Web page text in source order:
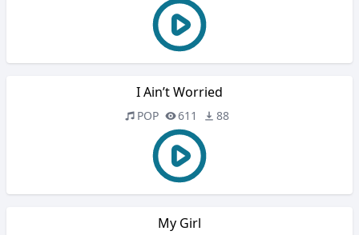
I Ain’t Worried
POP 611 88
My Girl